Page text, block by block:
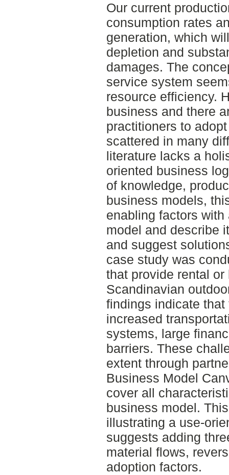
Our current
consumption rates
generation, which
depletion and
damages. The
service system
resource efficiency.
business and there
practitioners to
scattered in many
literature lacks a
oriented business
of knowledge,
business models,
enabling factors
model and describe
and suggest
case study was
that provide rental
Scandinavian
findings indicate
increased
systems, large
barriers. These
extent through
Business Model
cover all
business model.
illustrating a use-
suggests adding
material flows,
adoption factors.